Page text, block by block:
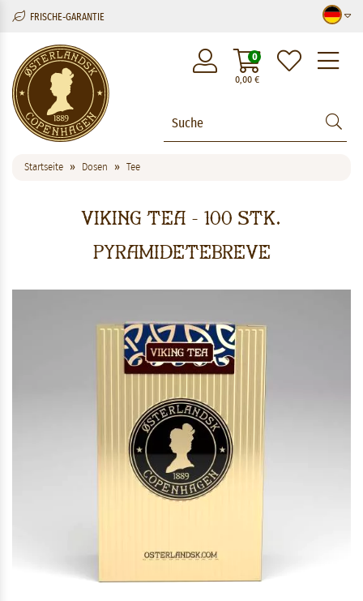
FRISCHE-GARANTIE
0,00€
0
Startseite Dosen Tee
Viking Tea - 100 stk.
pyramidetebreve